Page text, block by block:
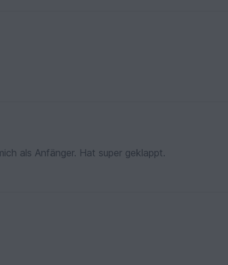
als Anfänger. Hat super geklappt.